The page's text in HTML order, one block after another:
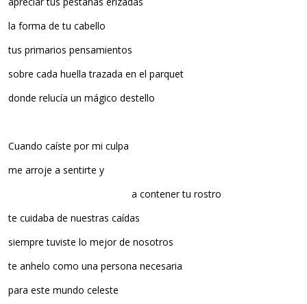
la forma de tu cabello
tus primarios pensamientos
sobre cada huella trazada en el parquet
donde relucía un mágico destello
Cuando caíste por mi culpa
me arroje a sentirte y
a contener tu rostro
te cuidaba de nuestras caídas
siempre tuviste lo mejor de nosotros
te anhelo como una persona necesaria
para este mundo celeste